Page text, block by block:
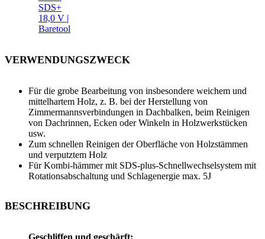
SDS+
18,0 V |
Baretool
VERWENDUNGSZWECK
Für die grobe Bearbeitung von insbesondere weichem und
mittelhartem Holz, z. B. bei der Herstellung von
Zimmermannsverbindungen in Dachbalken, beim Reinigen
von Dachrinnen, Ecken oder Winkeln in Holzwerkstücken
usw.
Zum schnellen Reinigen der Oberfläche von Holzstämmen
und verputztem Holz
Für Kombi-hämmer mit SDS-plus-Schnellwechselsystem mit
Rotationsabschaltung und Schlagenergie max. 5J
BESCHREIBUNG
Geschliffen und geschärft: